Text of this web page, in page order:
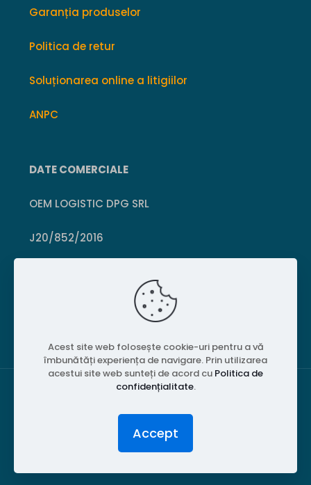
Garanția produselor
Politica de retur
Soluționarea online a litigiilor
ANPC
DATE COMERCIALE
OEM LOGISTIC DPG SRL
J20/852/2016
Crișcior, Hunedoara
Website realizat deMGT Studios
Acest site web folosește cookie-uri pentru a vă
îmbunătăți experiența de navigare. Prin utilizarea
acestui site web sunteți de acord cu Politica de
confidențialitate.
Accept